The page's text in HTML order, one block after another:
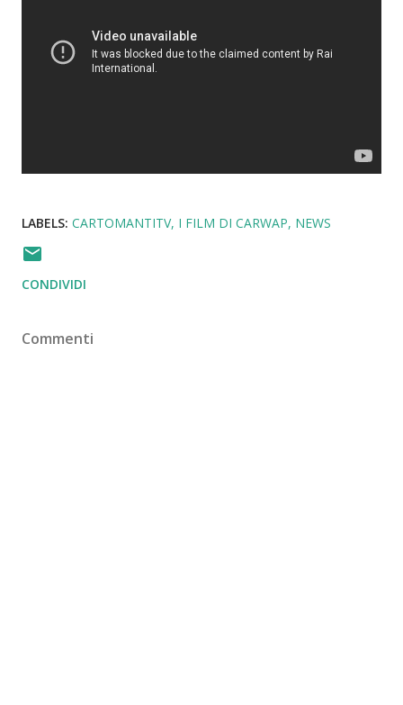
LABELS: CARTOMANTITV I FILM DI CARWAP NEWS
CONDIVIDI
Commenti